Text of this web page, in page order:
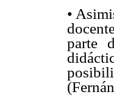
•
parte